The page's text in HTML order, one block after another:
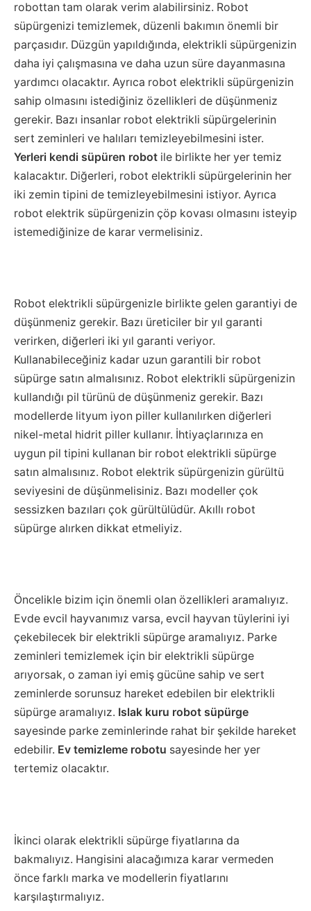
robottan tam olarak verim alabilirsiniz. Robot
süpürgenizi temizlemek, düzenli bakımın önemli bir
parçasıdır. Düzgün yapıldığında, elektrikli süpürgenizin
daha iyi çalışmasına ve daha uzun süre dayanmasına
yardımcı olacaktır. Ayrıca robot elektrikli süpürgenizin
sahip olmasını istediğiniz özellikleri de düşünmeniz
gerekir. Bazı insanlar robot elektrikli süpürgelerinin
sert zeminleri ve halıları temizleyebilmesini ister.
Yerleri kendi süpüren robot ile birlikte her yer temiz
kalacaktır. Diğerleri, robot elektrikli süpürgelerinin her
iki zemin tipini de temizleyebilmesini istiyor. Ayrıca
robot elektrik süpürgenizin çöp kovası olmasını isteyip
istemediğinize de karar vermelisiniz.
Robot elektrikli süpürgenizle birlikte gelen garantiyi de
düşünmeniz gerekir. Bazı üreticiler bir yıl garanti
verirken, diğerleri iki yıl garanti veriyor.
Kullanabileceğiniz kadar uzun garantili bir robot
süpürge satın almalısınız. Robot elektrikli süpürgenizin
kullandığı pil türünü de düşünmeniz gerekir. Bazı
modellerde lityum iyon piller kullanılırken diğerleri
nikel-metal hidrit piller kullanır. İhtiyaçlarınıza en
uygun pil tipini kullanan bir robot elektrikli süpürge
satın almalısınız. Robot elektrik süpürgenizin gürültü
seviyesini de düşünmelisiniz. Bazı modeller çok
sessizken bazıları çok gürültülüdür. Akıllı robot
süpürge alırken dikkat etmeliyiz.
Öncelikle bizim için önemli olan özellikleri aramalıyız.
Evde evcil hayvanımız varsa, evcil hayvan tüylerini iyi
çekebilecek bir elektrikli süpürge aramalıyız. Parke
zeminleri temizlemek için bir elektrikli süpürge
arıyorsak, o zaman iyi emiş gücüne sahip ve sert
zeminlerde sorunsuz hareket edebilen bir elektrikli
süpürge aramalıyız. Islak kuru robot süpürge
sayesinde parke zeminlerinde rahat bir şekilde hareket
edebilir. Ev temizleme robotu sayesinde her yer
tertemiz olacaktır.
İkinci olarak elektrikli süpürge fiyatlarına da
bakmalıyız. Hangisini alacağımıza karar vermeden
önce farklı marka ve modellerin fiyatlarını
karşılaştırmalıyız.